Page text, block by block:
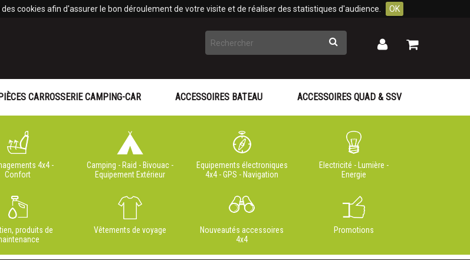
cookies afin d'assurer le bon déroulement de votre visite et de réaliser des statistiques d'audience. OK
Rechercher Mon
Mon
4x4 -
Confort
Camping - Raid - Bivouac -
Equipement Extérieur
Equipements électroniques
4x4 - GPS - Navigation
Electricité - Lumière -
Energie
produits de
Vêtements de voyage
Nouveautés accessoires
4x4
Promotions
CARROSSERIE CAMPING-CAR ACCESSOIRES BATEAU ACCESSOIRES QUAD & SSV